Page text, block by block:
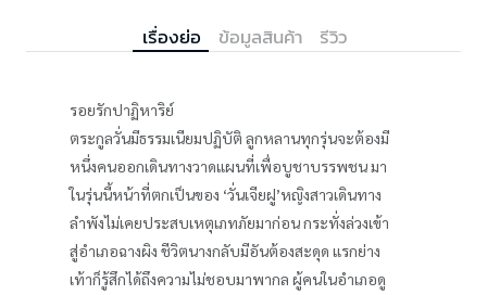
เรื่องย่อ ข้อมูลสินค้า รีวิว
รอยรักปาฏิหาริย์
ตระกูลวั่นมีธรรมเนียมปฏิบัติ ลูกหลานทุกรุ่นจะต้องมี
หนึ่งคนออกเดินทางวาดแผนที่เพื่อบูชาบรรพชน มา
ในรุ่นนี้หน้าที่ตกเป็นของ ‘วั่นเจียฝู’หญิงสาวเดินทาง
ลำพังไม่เคยประสบเหตุเภทภัยมาก่อน กระทั่งล่วงเข้า
สู่อำเภอฉางผิง ชีวิตนางกลับมีอันต้องสะดุด แรกย่าง
เท้าก็รู้สึกได้ถึงความไม่ชอบมาพากล ผู้คนในอำเภอดู